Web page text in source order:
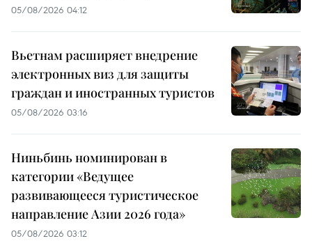
05/08/2026 04:12
Вьетнам расширяет внедрение
электронных виз для защиты
граждан и иностранных туристов
05/08/2026 03:16
Ниньбинь номинирован в
категории «Ведущее
развивающееся туристическое
направление Азии 2026 года»
05/08/2026 03:12